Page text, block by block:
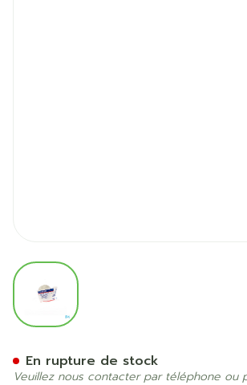
View larger image
En rupture de stock
Veuillez nous contacter par téléphone ou